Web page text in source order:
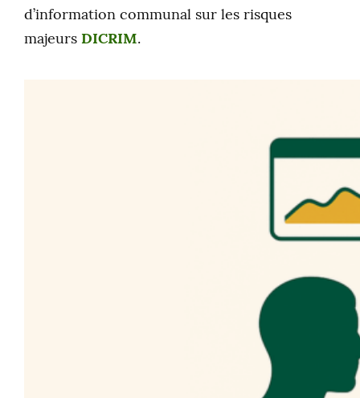
d’information communal sur les risques
majeursDICRIM.